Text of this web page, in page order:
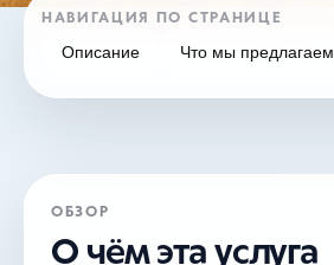
НАВИГАЦИЯ ПО СТРАНИЦЕ
Описание Что мы предлагаем
ОБЗОР
О чём эта услуга